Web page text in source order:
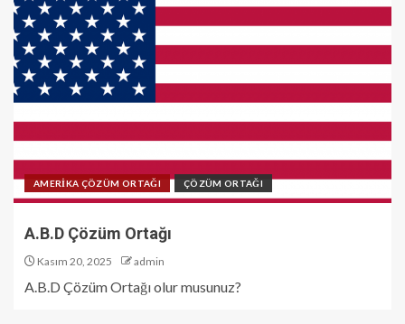
AMERİKA ÇÖZÜM ORTAĞI ÇÖZÜM ORTAĞI
A.B.D Çözüm Ortağı
Kasım 20, 2025 admin
A.B.D Çözüm Ortağı olur musunuz?